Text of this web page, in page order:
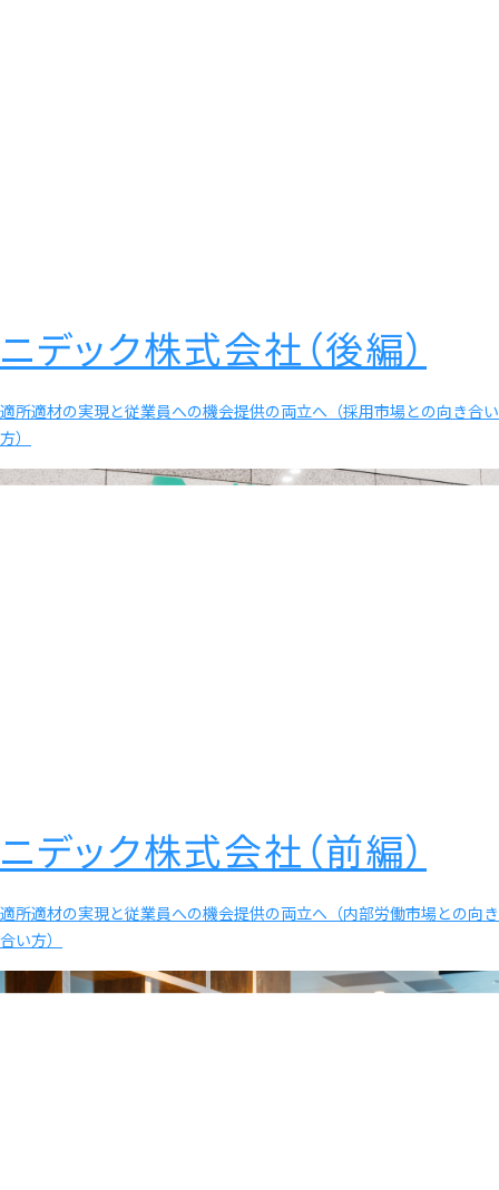
ニデック株式会社（後編）
適所適材の実現と従業員への機会提供の両立へ（採用市場との向き合い
方）
ニデック株式会社（前編）
適所適材の実現と従業員への機会提供の両立へ（内部労働市場との向き
合い方）